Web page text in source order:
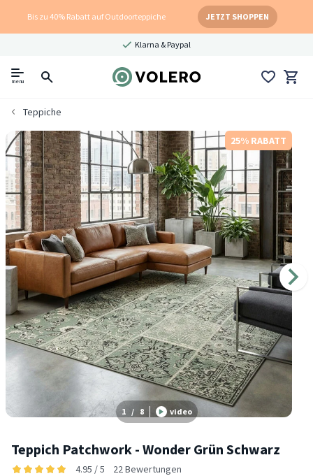
Bis zu 40% Rabatt auf Outdoorteppiche JETZT SHOPPEN
Klarna & Paypal
menu
Teppiche
25% RABATT
1 / 8 video
Teppich Patchwork - Wonder Grün Schwarz
4.95 / 5 22 Bewertungen